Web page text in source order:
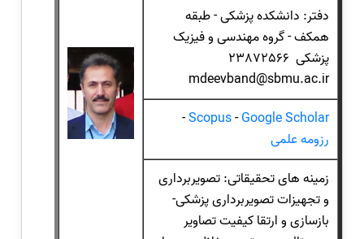
دفتر: دانشکده پزشکی - طبقه
همکف - گروه مهندسی و فیزیک
پزشکی 23872566
mdeevband@sbmu.ac.ir
Scopus-Google Scholar
-
رزومه علمی
زمینه های تحقیقاتی: تصویربرداری
و تجهیزات تصویربرداری پزشکی-
بازسازی و ارتقا کیفیت تصاویر